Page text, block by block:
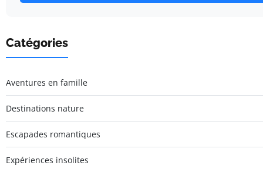
Catégories
Aventures en famille
Destinations nature
Escapades romantiques
Expériences insolites